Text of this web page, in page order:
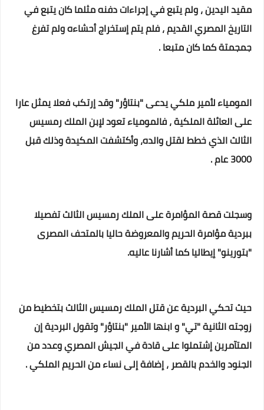
مقيد اليدين ، ولم يتبع في إجراءات دفنه مثلما كان يتبع في
التاريخ المصري القديم ، فلم يتم إستخراج أحشاءه ولم تفرغ
جمجمتة كما كان متبعا .
المومياء لأمير ملكي يدعى "بنتاؤر" وقد إرتكب فعلا يمثل عارا
على العائلة الملكية ، فالمومياء تعود لإبن الملك رمسيس
الثالث الذي خطط لقتل والده، وأكتشفت المكيدة وذلك قبل
3000 عام .
وسجلت قصة المؤامرة على الملك رمسيس الثالث تفصيلا
ببردية مؤامرة الحريم والمعروضة حاليا بالمتحف المصرى
"بتورينو" إيطاليا كما أشارنا عاليه.
حيث تحكي البردية عن قتل الملك رمسيس الثالث بتخطيط من
زوجته الثانية "تي" و ابنها الأمير "بنتاؤر" وتقول البردية إن
المتآمرين إشتملوا على قادة في الجيش المصري وعدد من
الجنود والخدم بالقصر ، إضافة إلى نساء من الحريم الملكي .